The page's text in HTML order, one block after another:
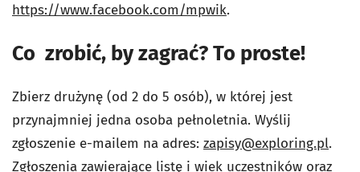
https://www.facebook.com/mpwik.
Co zrobić, by zagrać? To proste!
Zbierz drużynę (od 2 do 5 osób), w której jest
przynajmniej jedna osoba pełnoletnia. Wyślij
zgłoszenie e-mailem na adres: zapisy@exploring.pl.
Zgłoszenia zawierające listę i wiek uczestników oraz